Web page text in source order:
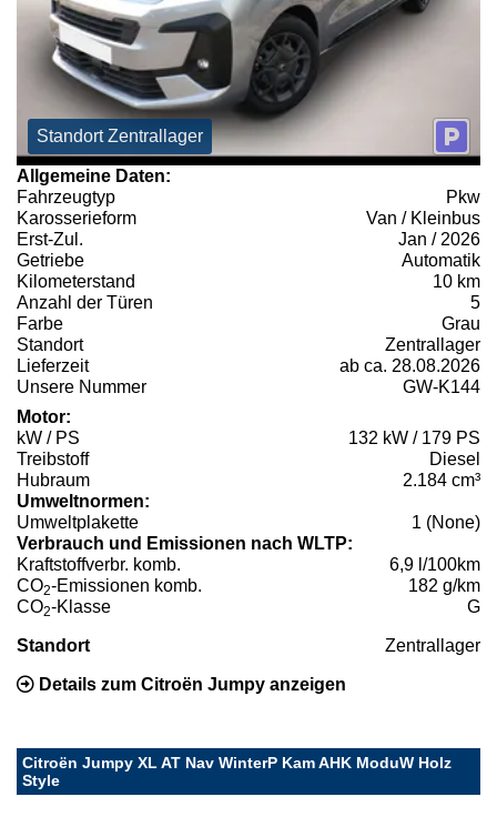
Standort Zentrallager
Allgemeine Daten:
Fahrzeugtyp
Pkw
Karosserieform
Van / Kleinbus
Erst-Zul.
Jan / 2026
Getriebe
Automatik
Kilometerstand
10 km
Anzahl der Türen
5
Farbe
Grau
Standort
Zentrallager
Lieferzeit
ab ca. 28.08.2026
Unsere Nummer
GW-K144
Motor:
kW / PS
132 kW / 179 PS
Treibstoff
Diesel
Hubraum
2.184 cm³
Umweltnormen:
Umweltplakette
1 (None)
Verbrauch und Emissionen nach WLTP:
Kraftstoffverbr. komb.
6,9 l/100km
CO2-Emissionen komb.
182 g/km
CO2-Klasse G
Standort Zentrallager
Details zum Citroën Jumpy anzeigen
Citroën Jumpy XL AT Nav WinterP Kam AHK ModuW Holz
Style